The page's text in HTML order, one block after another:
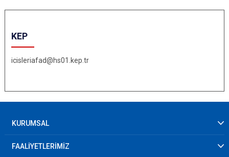
KEP
icisleriafad@hs01.kep.tr
KURUMSAL
FAALİYETLERİMİZ